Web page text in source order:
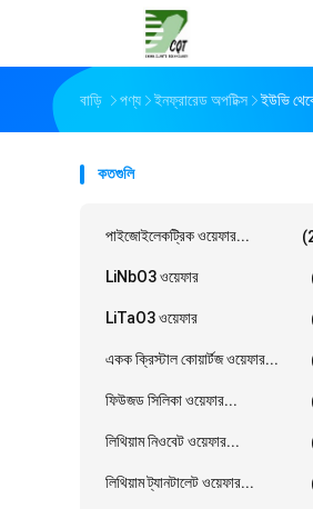
বাড়ি পণ্য ইনফ্রারেড অপটিক্স ইউভি
কতগুলি
পাইজোইলেকট্রিক ওয়েফার...
LiNbO3 ওয়েফার
LiTaO3 ওয়েফার
একক ক্রিস্টাল কোয়ার্টজ ওয়েফার...
ফিউজড সিলিকা ওয়েফার...
লিথিয়াম নিওবেট ওয়েফার...
লিথিয়াম ট্যানটালেট ওয়েফার...